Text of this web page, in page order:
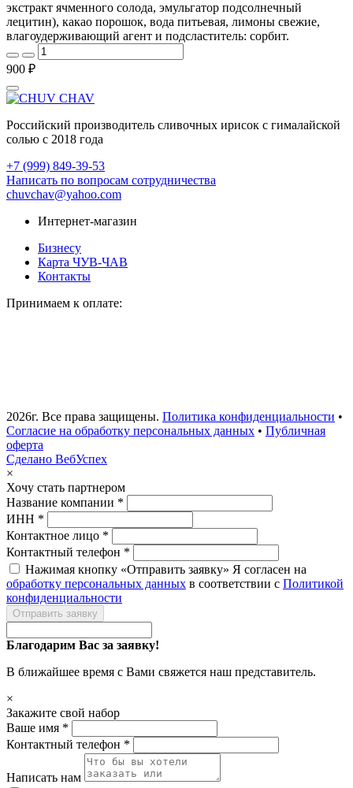
экстракт ячменного солода, эмульгатор подсолнечный
лецитин), какао порошок, вода питьевая, лимоны свежие,
влагоудерживающий агент и подсластитель: сорбит.
900 ₽
Российский производитель сливочных ирисок с гималайской
солью с 2018 года
+7 (999) 849-39-53
Написать по вопросам сотрудничества
chuvchav@yahoo.com
Интернет-магазин
Бизнесу
Карта ЧУВ-ЧАВ
Контакты
Принимаем к оплате:
2026г. Все права защищены. Политика конфиденциальности •
Согласие на обработку персональных данных • Публичная
оферта
Сделано ВебУспех
×
Хочу стать партнером
Название компании *
ИНН *
Контактное лицо *
Контактный телефон *
Нажимая кнопку «Отправить заявку» Я согласен на
обработку персональных данных в соответствии с Политикой
конфиденциальности
Отправить заявку
Благодарим Вас за заявку!
В ближайшее время с Вами свяжется наш представитель.
×
Закажите свой набор
Ваше имя *
Контактный телефон *
Написать нам